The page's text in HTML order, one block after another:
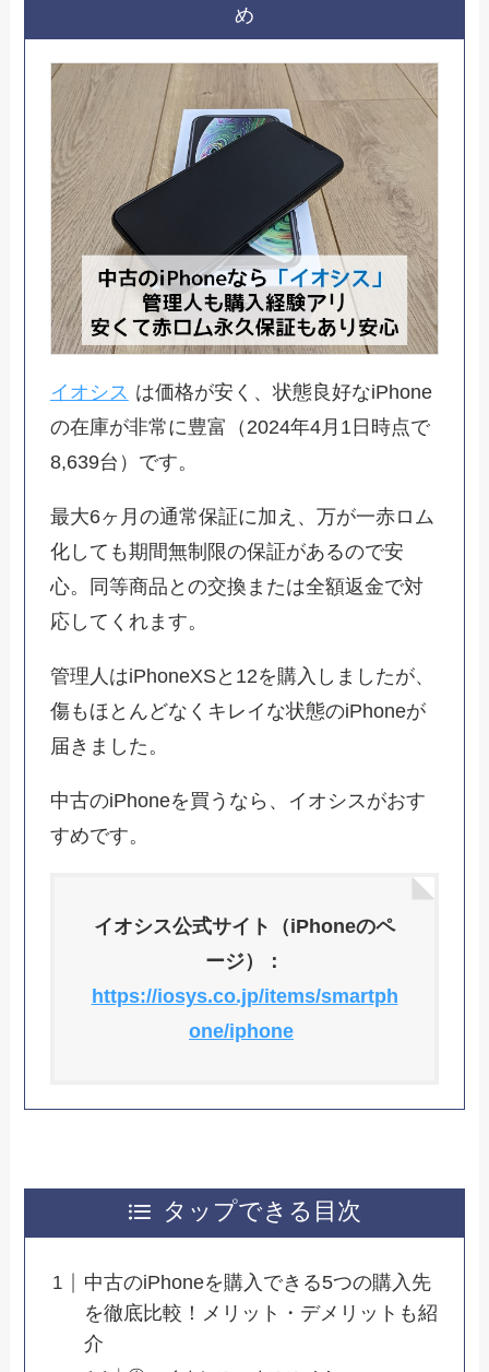
め
イオシス は価格が安く、状態良好なiPhone
の在庫が非常に豊富（2024年4月1日時点で
8,639台）です。
最大6ヶ月の通常保証に加え、万が一赤ロム
化しても期間無制限の保証があるので安
心。同等商品との交換または全額返金で対
応してくれます。
管理人はiPhoneXSと12を購入しましたが、
傷もほとんどなくキレイな状態のiPhoneが
届きました。
中古のiPhoneを買うなら、イオシスがおす
すめです。
イオシス公式サイト（iPhoneのペ
ージ）：
https://iosys.co.jp/items/smartph
one/iphone
タップできる目次
中古のiPhoneを購入できる5つの購入先
を徹底比較！メリット・デメリットも紹
介